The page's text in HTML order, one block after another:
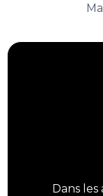
Dans les